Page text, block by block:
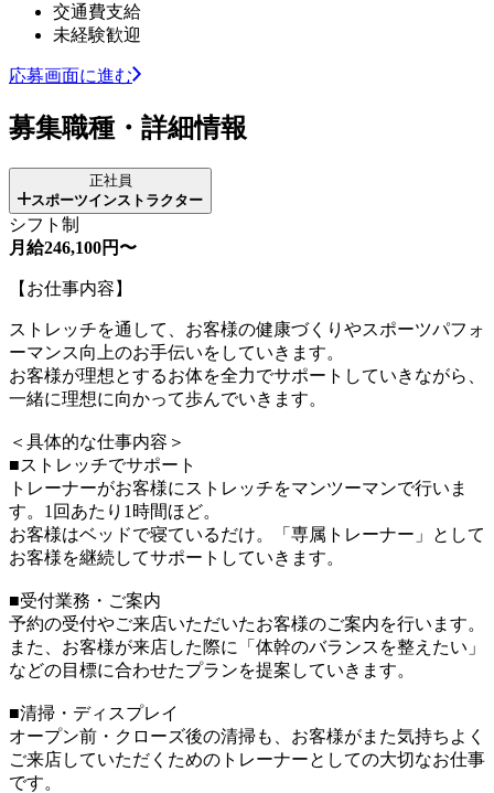
交通費支給
未経験歓迎
応募画面に進む
募集職種・詳細情報
正社員
スポーツインストラクター
シフト制
月給246,100円〜
【お仕事内容】
ストレッチを通して、お客様の健康づくりやスポーツパフォ
ーマンス向上のお手伝いをしていきます。
お客様が理想とするお体を全力でサポートしていきながら、
一緒に理想に向かって歩んでいきます。
＜具体的な仕事内容＞
■ストレッチでサポート
トレーナーがお客様にストレッチをマンツーマンで行いま
す。1回あたり1時間ほど。
お客様はベッドで寝ているだけ。「専属トレーナー」として
お客様を継続してサポートしていきます。
■受付業務・ご案内
予約の受付やご来店いただいたお客様のご案内を行います。
また、お客様が来店した際に「体幹のバランスを整えたい」
などの目標に合わせたプランを提案していきます。
■清掃・ディスプレイ
オープン前・クローズ後の清掃も、お客様がまた気持ちよく
ご来店していただくためのトレーナーとしての大切なお仕事
です。